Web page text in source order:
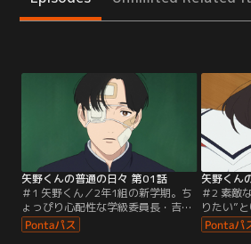
矢野くんの普通の日々 第01話
＃1 矢野くん／2年1組の新学期。ち
ょっぴり心配性な学級委員長・吉田
清子は、毎日どこかにケガをしてい
るクラスメイトの矢野くんが気にな
矢野くん
＃2 素敵
りたい”
ポートす
始めれば